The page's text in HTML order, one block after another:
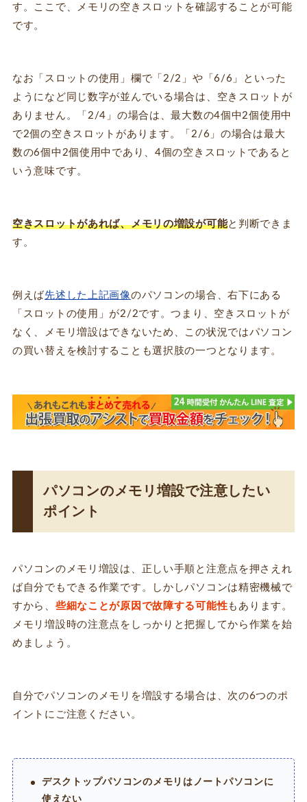
す。ここで、メモリの空きスロットを確認することが可能
です。
なお「スロットの使用」欄で「2/2」や「6/6」といった
ようになど同じ数字が並んでいる場合は、空きスロットが
ありません。「2/4」の場合は、最大数の4個中2個使用中
で2個の空きスロットがあります。「2/6」の場合は最大
数の6個中2個使用中であり、4個の空きスロットであると
いう意味です。
空きスロットがあれば、メモリの増設が可能と判断できま
す。
例えば 先述した上記画像のパソコンの場合、右下にある
「スロットの使用」が2/2です。つまり、空きスロットが
なく、メモリ増設はできないため、この状況ではパソコン
の買い替えを検討することも選択肢の一つとなります。
パソコンのメモリ増設で注意したい
ポイント
パソコンのメモリ増設は、正しい手順と注意点を押さえれ
ば自分でもできる作業です。しかしパソコンは精密機械で
すから、 些細なことが原因で故障する可能性もあります。
メモリ増設時の注意点をしっかりと把握してから作業を始
めましょう。
自分でパソコンのメモリを増設する場合は、次の6つのポ
イントにご注意ください。
デスクトップパソコンのメモリはノートパソコンに
使えない